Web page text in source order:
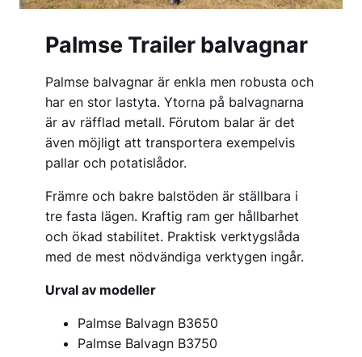
Palmse Trailer balvagnar
Palmse balvagnar är enkla men robusta och
har en stor lastyta. Ytorna på balvagnarna
är av räfflad metall. Förutom balar är det
även möjligt att transportera exempelvis
pallar och potatislådor.
Främre och bakre balstöden är ställbara i
tre fasta lägen. Kraftig ram ger hållbarhet
och ökad stabilitet. Praktisk verktygslåda
med de mest nödvändiga verktygen ingår.
Urval av modeller
Palmse Balvagn B3650
Palmse Balvagn B3750